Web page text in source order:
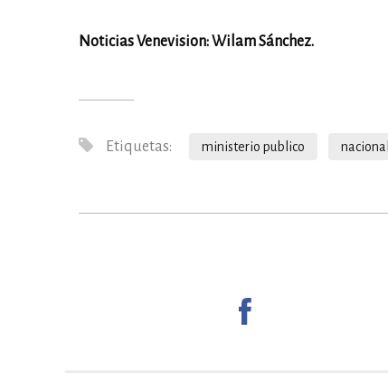
Noticias Venevision: Wilam Sánchez.
Etiquetas: ministerio publico nacional